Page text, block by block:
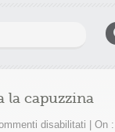
la capuzzina
disabilitati suOn